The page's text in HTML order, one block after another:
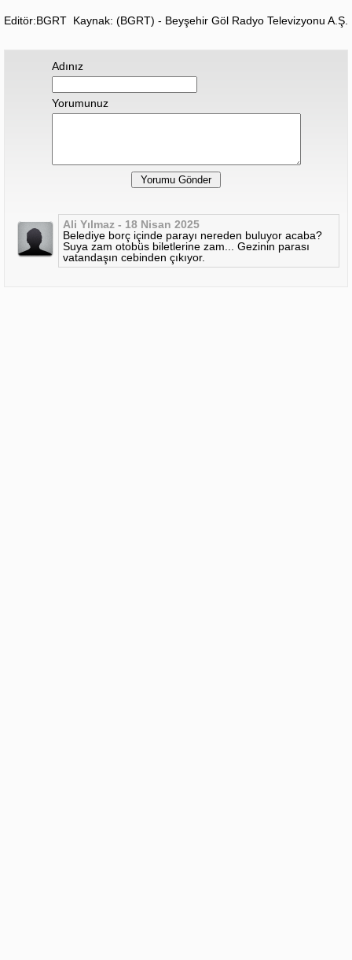
Editör:BGRT Kaynak: (BGRT) - Beyşehir Göl Radyo Televizyonu A.Ş.
Adınız
Yorumunuz
Ali Yılmaz - 18 Nisan 2025
Belediye borç içinde parayı nereden buluyor acaba?
Suya zam otobüs biletlerine zam... Gezinin parası
vatandaşın cebinden çıkıyor.